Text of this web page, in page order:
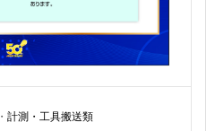
・計測・工具搬送類